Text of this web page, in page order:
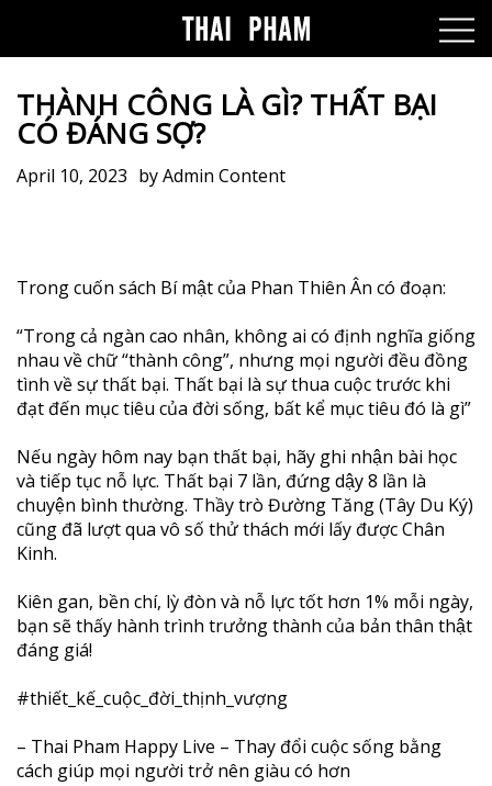
THÀNH CÔNG LÀ GÌ? THẤT BẠI
CÓ ĐÁNG SỢ?
April 10, 2023 byAdmin Content
Trong cuốn sách Bí mật của Phan Thiên Ân có đoạn:
“Trong cả ngàn cao nhân, không ai có định nghĩa giống
nhau về chữ “thành công”, nhưng mọi người đều đồng
tình về sự thất bại. Thất bại là sự thua cuộc trước khi
đạt đến mục tiêu của đời sống, bất kể mục tiêu đó là gì”
Nếu ngày hôm nay bạn thất bại, hãy ghi nhận bài học
và tiếp tục nỗ lực. Thất bại 7 lần, đứng dậy 8 lần là
chuyện bình thường. Thầy trò Đường Tăng (Tây Du Ký)
cũng đã lượt qua vô số thử thách mới lấy được Chân
Kinh.
Kiên gan, bền chí, lỳ đòn và nỗ lực tốt hơn 1% mỗi ngày,
bạn sẽ thấy hành trình trưởng thành của bản thân thật
đáng giá!
#thiết_kế_cuộc_đời_thịnh_vượng
– Thai Pham Happy Live – Thay đổi cuộc sống bằng
cách giúp mọi người trở nên giàu có hơn